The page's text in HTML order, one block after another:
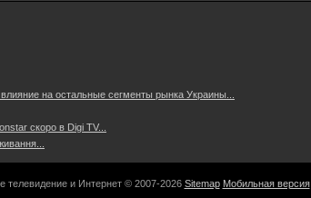
на остальные сегменты рынка Украины...
скоро в Digi TV...
телевидение и Интернет © 2007-2026 Sitemap Мобильная версия